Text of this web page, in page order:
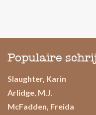
Populaire
Slaughter, Karin
Arlidge, M.J.
McFadden, Freida